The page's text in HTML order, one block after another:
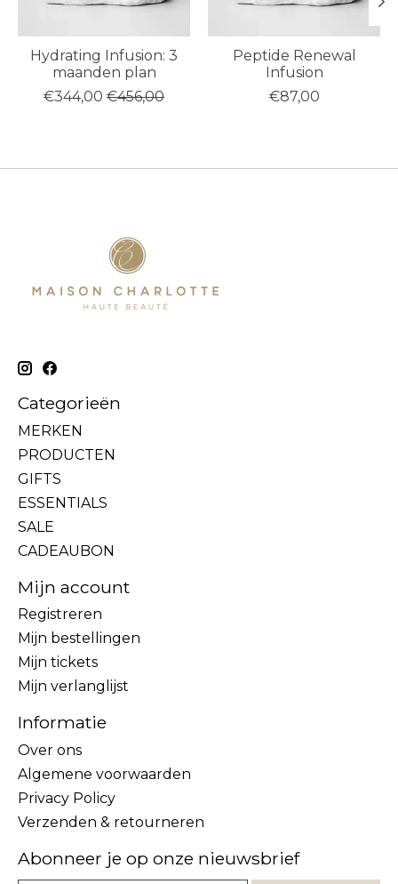
Hydrating Infusion: 3
maanden plan
€344,00 €456,00
Peptide Renewal
Infusion
€87,00
Categorieën
MERKEN
PRODUCTEN
GIFTS
ESSENTIALS
SALE
CADEAUBON
Mijn account
Registreren
Mijn bestellingen
Mijn tickets
Mijn verlanglijst
Informatie
Over ons
Algemene voorwaarden
Privacy Policy
Verzenden & retourneren
Abonneer je op onze nieuwsbrief